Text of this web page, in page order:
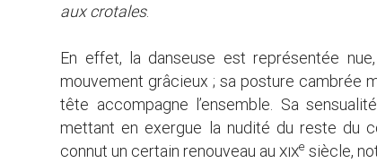
aux crotales.
En effet, la danseuse est représentée
mouvement grâcieux ; sa posture cambrée
tête accompagne l’ensemble. Sa
mettant en exergue la nudité du reste du
connut un certain renouveau auxixe siècle,